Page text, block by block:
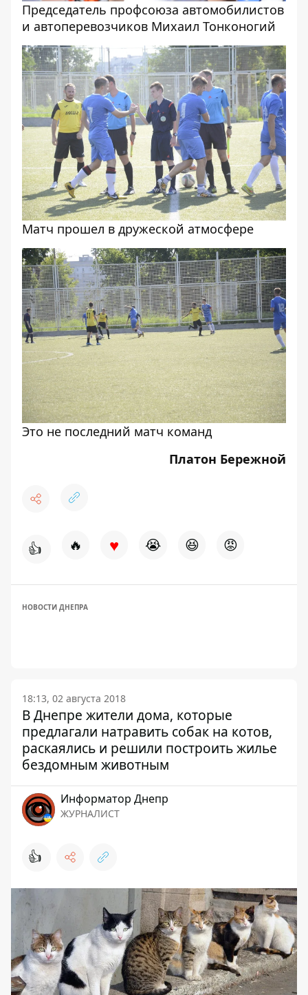
Председатель профсоюза автомобилистов
и автоперевозчиков Михаил Тонконогий
Матч прошел в дружеской атмосфере
Это не последний матч команд
Платон Бережной
👍 🔥 ♥ 😭 😆 😡
НОВОСТИ ДНЕПРА
18:13, 02 августа 2018
В Днепре жители дома, которые
предлагали натравить собак на котов,
раскаялись и решили построить жилье
бездомным животным
Информатор Днепр
ЖУРНАЛИСТ
👍